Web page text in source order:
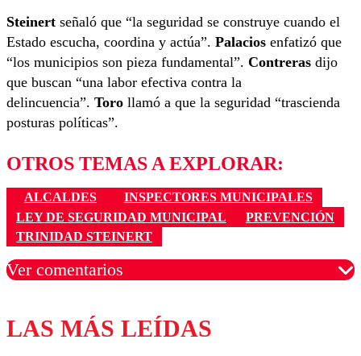
Steinert señaló que “la seguridad se construye cuando el
Estado escucha, coordina y actúa”. Palacios enfatizó que
“los municipios son pieza fundamental”. Contreras dijo
que buscan “una labor efectiva contra la
delincuencia”. Toro llamó a que la seguridad “trascienda
posturas políticas”.
OTROS TEMAS A EXPLORAR:
ALCALDES
INSPECTORES MUNICIPALES
LEY DE SEGURIDAD MUNICIPAL
PREVENCIÓN
TRINIDAD STEINERT
Ver comentarios
Los comentarios son moderados para garantizar un
diálogo respetuoso.
LAS MÁS LEÍDAS